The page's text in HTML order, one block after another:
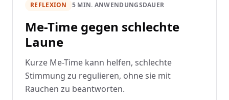
REFLEXION 5 MIN. ANWENDUNGSDAUER
Me-Time gegen schlechte
Laune
Kurze Me-Time kann helfen, schlechte
Stimmung zu regulieren, ohne sie mit
Rauchen zu beantworten.